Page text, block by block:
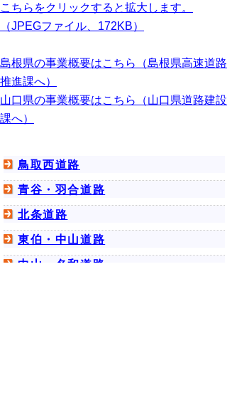
こちらをクリックすると拡大します。
（JPEGファイル、172KB）
島根県の事業概要はこちら（島根県高速道路
推進課へ）
山口県の事業概要はこちら（山口県道路建設
課へ）
鳥取西道路
青谷・羽合道路
北条道路
東伯・中山道路
中山・名和道路